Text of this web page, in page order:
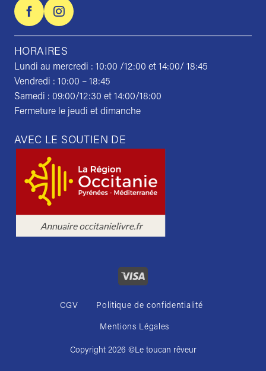
HORAIRES
Lundi au mercredi : 10:00 /12:00 et 14:00/ 18:45
Vendredi : 10:00 – 18:45
Samedi : 09:00/12:30 et 14:00/18:00
Fermeture le jeudi et dimanche
AVEC LE SOUTIEN DE
CGV Politique de confidentialité
Mentions Légales
Copyright 2026 ©Le toucan rêveur